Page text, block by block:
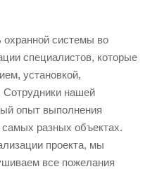
охранной системы во
специалистов, которые
установкой,
Сотрудники нашей
опыт выполнения
разных объектах.
проекта, мы
все пожелания